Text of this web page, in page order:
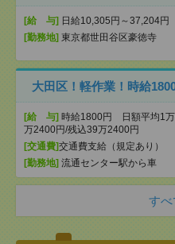
[給 与] 日給10,305円～37,204円
[勤務地] 東京都世田谷区豪徳寺
大田区！軽作業！時給
[給 与] 時給1800円 日額平均1
万2400円/残込39万2400円
[交通費]交通費支給（規定あり）
[勤務地] 流通センター駅から車
すべ